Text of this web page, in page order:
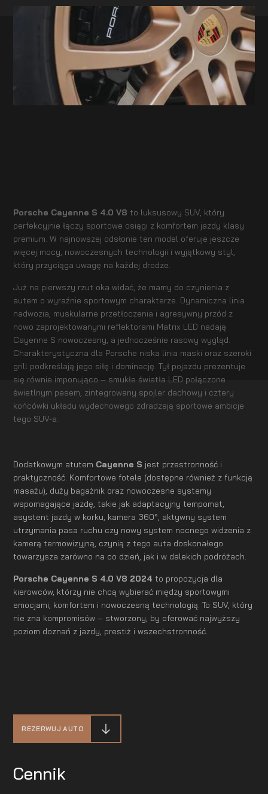
Porsche Cayenne S 4.0 V8 to luksusowy SUV, który
perfekcyjnie łączy sportowe osiągi z komfortem jazdy klasy
premium. W najnowszej odsłonie ten model oferuje jeszcze
więcej mocy, nowoczesnych technologii i wyjątkowy styl,
który przyciąga uwagę na każdej drodze.
Już na pierwszy rzut oka widać, że mamy do czynienia z
autem o wyraźnie sportowym charakterze. Dynamiczna linia
nadwozia, muskularne przetłoczenia i agresywny przód z
nowo zaprojektowanymi reflektorami Matrix LED nadają
Cayenne S nowoczesny, a jednocześnie rasowy wygląd.
Charakterystyczna dla Porsche niska linia maski oraz szeroki
grill podkreślają jego siłę i dominację. Tył pojazdu prezentuje
się równie imponująco – smukłe światła LED połączone
świetlnym pasem, zintegrowany spojler dachowy i cztery
końcówki układu wydechowego zdradzają sportowe ambicje
tego SUV-a.
Dodatkowym atutem Cayenne S jest przestronność i
praktyczność. Komfortowe fotele (dostępne również z funkcją
masażu), duży bagażnik oraz nowoczesne systemy
wspomagające jazdę, takie jak adaptacyjny tempomat,
asystent jazdy w korku, kamera 360°, aktywny system
utrzymania pasa ruchu czy nowy system nocnego widzenia z
kamerą termowizyjną, czynią z tego auta doskonałego
towarzysza zarówno na co dzień, jak i w dalekich podróżach.
Porsche Cayenne S 4.0 V8 2024 to propozycja dla
kierowców, którzy nie chcą wybierać między sportowymi
emocjami, komfortem i nowoczesną technologią. To SUV, który
nie zna kompromisów – stworzony, by oferować najwyższy
poziom doznań z jazdy, prestiż i wszechstronność.
REZERWUJ AUTO
Cennik